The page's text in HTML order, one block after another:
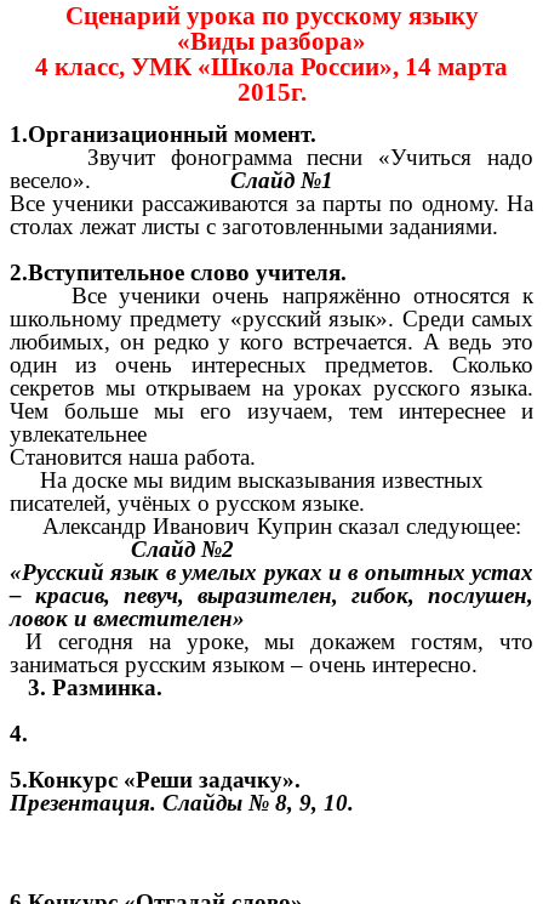
Сценарий урока по русскому языку
«Виды разбора»
4 класс, УМК «Школа России», 14 марта
2015г.
1.Организационный момент.
Звучит фонограмма песни «Учиться надо
весело». Слайд №1
Все ученики рассаживаются за парты по одному. На
столах лежат листы с заготовленными заданиями.
2.Вступительное слово учителя.
Все ученики очень напряжённо относятся к
школьному предмету «русский язык». Среди самых
любимых, он редко у кого встречается. А ведь это
один из очень интересных предметов. Сколько
секретов мы открываем на уроках русского языка.
Чем больше мы его изучаем, тем интереснее и
увлекательнее
Становится наша работа.
На доске мы видим высказывания известных
писателей, учёных о русском языке.
Александр Иванович Куприн сказал следующее:
Слайд №2
«Русский язык в умелых руках и в опытных устах
– красив, певуч, выразителен, гибок, послушен,
ловок и вместителен»
И сегодня на уроке, мы докажем гостям, что
заниматься русским языком – очень интересно.
3. Разминка.
4.
5.Конкурс «Реши задачку».
Презентация. Слайды № 8, 9, 10.